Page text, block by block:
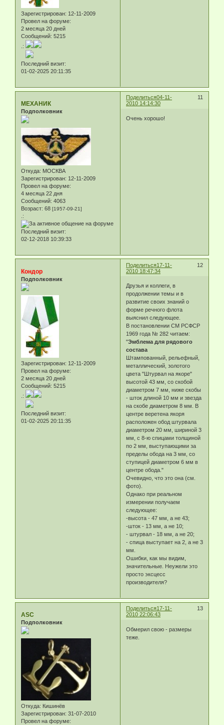
Зарегистрирован: 12-11-2009
Провел на форуме:
2 месяца 20 дней
Сообщений: 5215
.:
Последний визит:
01-02-2025 20:11:35
Поделиться 11
04-11-
2010 14:14:30
МЕХАНИК
Подполковник
Откуда: МОСКВА
Зарегистрирован: 12-11-2009
Провел на форуме:
4 месяца 22 дня
Сообщений: 4063
Возраст: 68 [1957-09-21]
.:
Последний визит:
02-12-2018 10:39:33
Очень хорошо!
Поделиться 12
17-11-
2010 18:47:34
Кондор
Подполковник
Зарегистрирован: 12-11-2009
Провел на форуме:
2 месяца 20 дней
Сообщений: 5215
.:
Последний визит:
01-02-2025 20:11:35
Друзья и коллеги, в
продолжении темы и в
развитие своих знаний о
форме речного флота
выяснил следующее.
В постановлении СМ РСФСР
1969 года № 282 читаем:
"Эмблема для рядового
состава
Штампованный, рельефный,
металлический, золотого
цвета "Штурвал на якоре"
высотой 43 мм, со скобой
диаметром 7 мм, ниже скобы
- шток длиной 10 мм и звезда
на скобе диаметром 8 мм. В
центре веретена якоря
расположен обод штурвала
диаметром 20 мм, шириной 3
мм, с 8-ю спицами толщиной
по 2 мм, выступающими за
пределы обода на 3 мм, со
ступицей диаметром 6 мм в
центре обода."
Очевидно, что это она (см.
фото).
Однако при реальном
измерении получаем
следующее:
-высота - 47 мм, а не 43;
-шток - 13 мм, а не 10;
- штурвал - 18 мм, а не 20;
- спица выступает на 2, а не 3
мм.
Ошибки, как мы видим,
значительные. Неужели это
просто эксцесс
производителя?
Поделиться 13
17-11-
2010 22:06:43
ASC
Подполковник
Откуда: Кишинёв
Зарегистрирован: 31-07-2010
Провел на форуме:
Обмерил свою - размеры
теже.